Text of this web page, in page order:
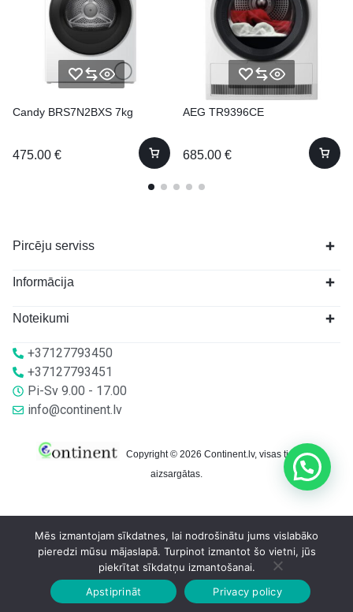
Candy BRS7N2BXS 7kg
475.00 €
AEG TR9396CE
685.00 €
Pircēju serviss
Informācija
Noteikumi
+37127793450
+37127793451
Pi-Sv 9.00 - 17.00
info@continent.lv
Copyright © 2026 Continent.lv, visas tiesības
aizsargātas.
Sākumlapa Veikalā Grozs
Mēs izmantojam sīkdatnes, lai nodrošinātu jums vislabāko
pieredzi mūsu mājaslapā. Turpinot izmantot šo vietni, jūs
piekrītat sīkdatņu izmantošanai.
Apstiprināt
Privacy policy